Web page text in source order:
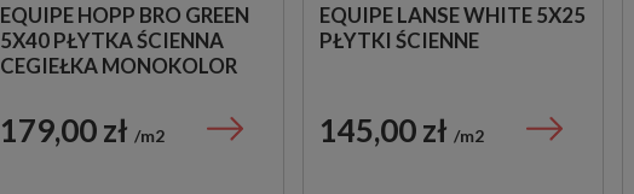
EQUIPE HOPP BRO GREEN
5X40 PŁYTKA ŚCIENNA
CEGIEŁKA MONOKOLOR
179,00 zł m2
EQUIPE LANSE WHITE 5X25
PŁYTKI ŚCIENNE
145,00 zł m2